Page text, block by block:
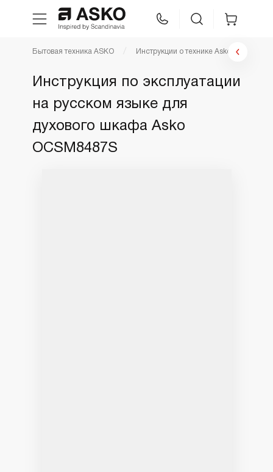
Техника для кухни
Уход за бельем
Бытовая техника ASKO Инструкции о технике Asko
Инструкция по эксплуатации
на русском языке для
духового шкафа Asko
OCSM8487S